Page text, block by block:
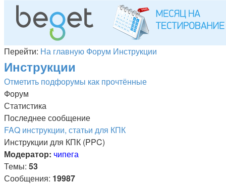
Перейти: На главную Форум Инструкции
Инструкции
Отметить подфорумы как прочтённые
Форум
Статистика
Последнее сообщение
FAQ инструкции, статьи для КПК
Инструкции для КПК (PPC)
Модератор: чипега
Темы: 53
Сообщения: 19987